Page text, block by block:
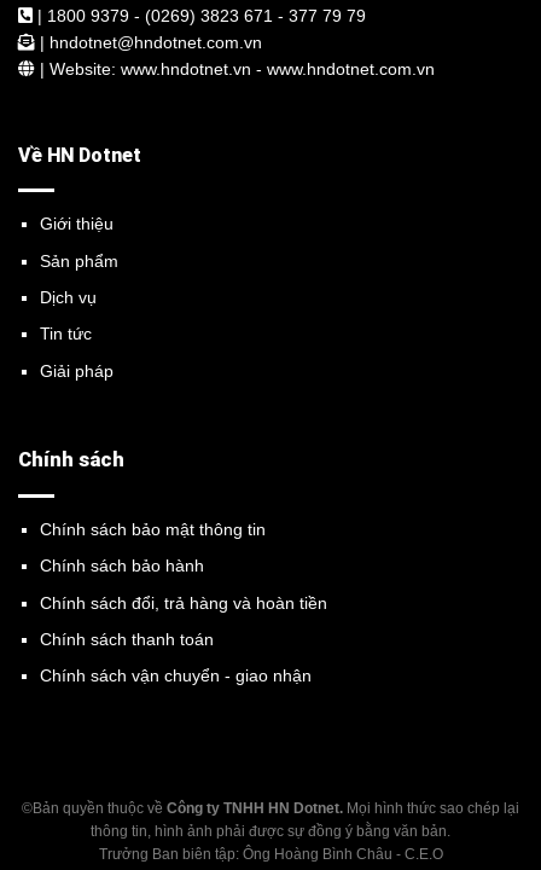
| 1800 9379 - (0269) 3823 671 - 377 79 79
| hndotnet@hndotnet.com.vn
| Website: www.hndotnet.vn - www.hndotnet.com.vn
Về HN Dotnet
Giới thiệu
Sản phẩm
Dịch vụ
Tin tức
Giải pháp
Chính sách
Chính sách bảo mật thông tin
Chính sách bảo hành
Chính sách đổi, trả hàng và hoàn tiền
Chính sách thanh toán
Chính sách vận chuyển - giao nhận
©Bản quyền thuộc về Công ty TNHH HN Dotnet. Mọi hình thức sao chép lại
thông tin, hình ảnh phải được sự đồng ý bằng văn bản.
Trưởng Ban biên tập: Ông Hoàng Bình Châu - C.E.O